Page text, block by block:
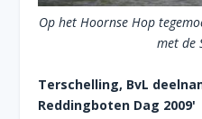
Op het Hoornse Hop
met de
Terschelling, BvL
Reddingboten Dag 2009'